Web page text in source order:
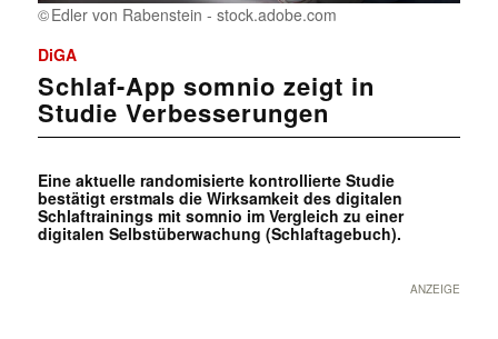
Edler von Rabenstein - stock.adobe.com
DiGA
Schlaf-App somnio zeigt in
Studie Verbesserungen
Eine aktuelle randomisierte kontrollierte Studie
bestätigt erstmals die Wirksamkeit des digitalen
Schlaftrainings mit somnio im Vergleich zu einer
digitalen Selbstüberwachung (Schlaftagebuch).
ANZEIGE